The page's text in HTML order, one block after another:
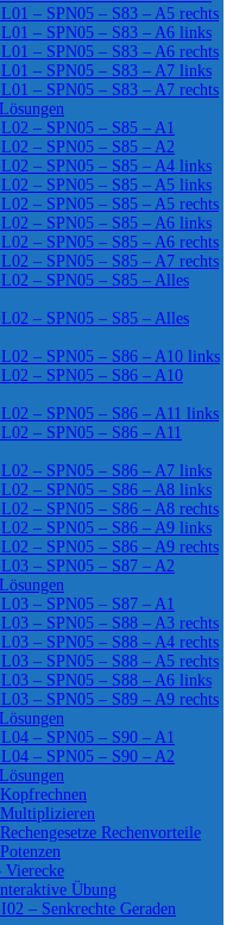
– SPN05 – S83 – A5 rechts
– SPN05 – S83 – A6 links
– SPN05 – S83 – A6 rechts
– SPN05 – S83 – A7 links
– SPN05 – S83 – A7 rechts
– SPN05 – S85 – A1
– SPN05 – S85 – A2
– SPN05 – S85 – A4 links
– SPN05 – S85 – A5 links
– SPN05 – S85 – A5 rechts
– SPN05 – S85 – A6 links
– SPN05 – S85 – A6 rechts
– SPN05 – S85 – A7 rechts
– SPN05 – S85 – Alles
– SPN05 – S85 – Alles
– SPN05 – S86 – A10 links
– SPN05 – S86 – A10
– SPN05 – S86 – A11 links
– SPN05 – S86 – A11
– SPN05 – S86 – A7 links
– SPN05 – S86 – A8 links
– SPN05 – S86 – A8 rechts
– SPN05 – S86 – A9 links
– SPN05 – S86 – A9 rechts
– SPN05 – S87 – A2
– SPN05 – S87 – A1
– SPN05 – S88 – A3 rechts
– SPN05 – S88 – A4 rechts
– SPN05 – S88 – A5 rechts
– SPN05 – S88 – A6 links
– SPN05 – S89 – A9 rechts
– SPN05 – S90 – A1
– SPN05 – S90 – A2
Rechenvorteile
Vierecke
Übung
– Senkrechte Geraden